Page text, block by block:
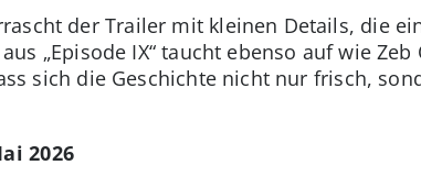
der Trailer mit kleinen Details, die
„Episode IX“ taucht ebenso auf wie Zeb
sich die Geschichte nicht nur frisch,
2026